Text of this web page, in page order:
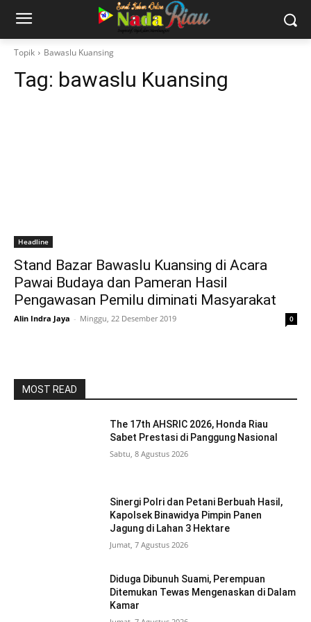
Topik Bawaslu Kuansing
Tag: bawaslu Kuansing
Headline
Stand Bazar Bawaslu Kuansing di Acara
Pawai Budaya dan Pameran Hasil
Pengawasan Pemilu diminati Masyarakat
Alin Indra Jaya - Minggu, 22 Desember 2019 0
MOST READ
The 17th AHSRIC 2026, Honda Riau
Sabet Prestasi di Panggung Nasional
Sabtu, 8 Agustus 2026
Sinergi Polri dan Petani Berbuah Hasil,
Kapolsek Binawidya Pimpin Panen
Jagung di Lahan 3 Hektare
Jumat, 7 Agustus 2026
Diduga Dibunuh Suami, Perempuan
Ditemukan Tewas Mengenaskan di Dalam
Kamar